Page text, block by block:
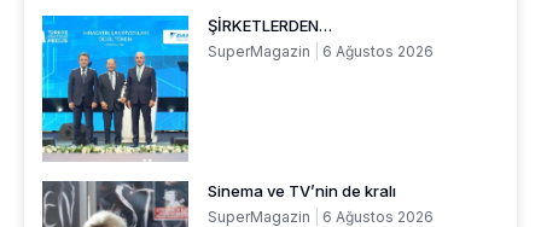
ŞİRKETLERDEN…
SuperMagazin 6 Ağustos 2026
Sinema ve TV’nin de kralı
SuperMagazin 6 Ağustos 2026